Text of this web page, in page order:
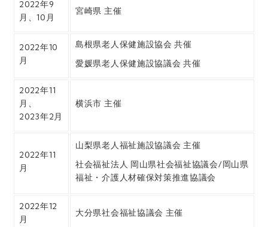
2022年9
月、10月
宮崎県 主催
2022年10
月
島根県老人保健施設協会 共催
愛媛県老人保健施設協議会 共催
2022年11
月、
2023年2月
横浜市 主催
2022年11
月
山梨県老人福祉施設協議会 主催
社会福祉法人 岡山県社会福祉協議会/岡山県
福祉・介護人材確保対策推進協議会
2022年12
月
大分県社会福祉協議会 主催